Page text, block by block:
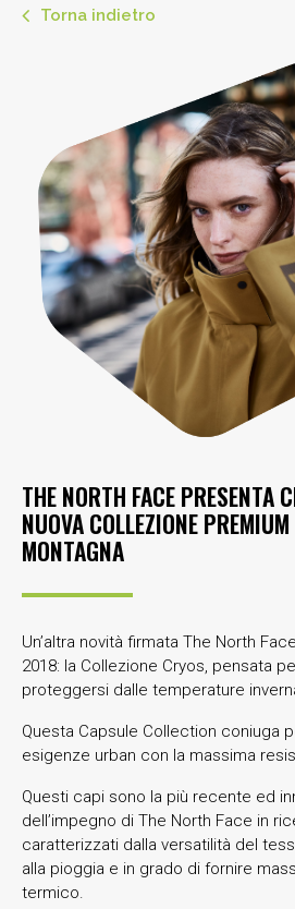
Torna indietro
THE NORTH FACE PRESENTA
NUOVA COLLEZIONE
MONTAGNA
Un’altra novità firmata The North
2018: la Collezione Cryos, pensata
proteggersi dalle temperature
Questa Capsule Collection coniuga
esigenze urban con la massima
Questi capi sono la più recente ed
dell’impegno di The North Face in
caratterizzati dalla versatilità del
alla pioggia e in grado di fornire
termico.